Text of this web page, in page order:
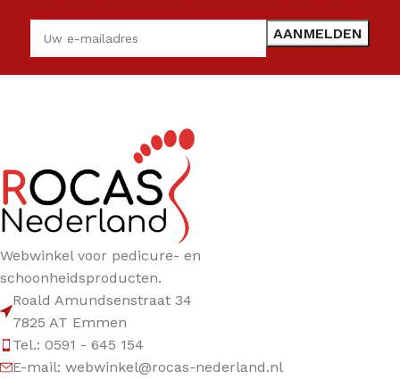
Webwinkel voor pedicure- en
schoonheidsproducten.
Roald Amundsenstraat 34
7825 AT Emmen
Tel.: 0591 - 645 154
E-mail: webwinkel@rocas-nederland.nl